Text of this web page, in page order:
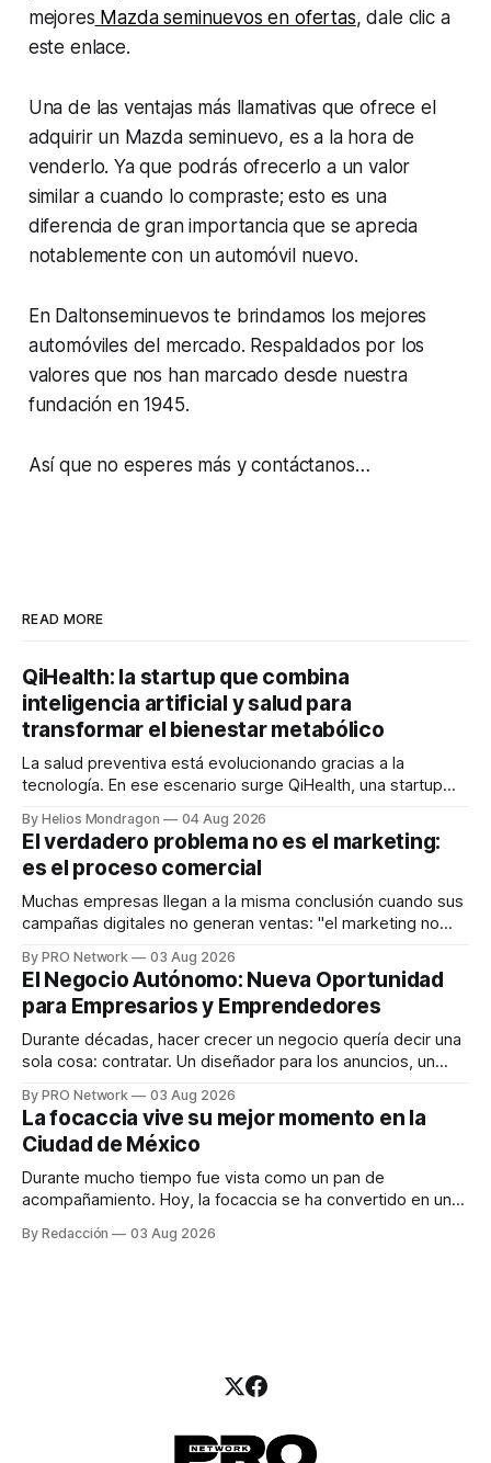
mejores Mazda seminuevos en ofertas, dale clic a
este enlace.
Una de las ventajas más llamativas que ofrece el
adquirir un Mazda seminuevo, es a la hora de
venderlo. Ya que podrás ofrecerlo a un valor
similar a cuando lo compraste; esto es una
diferencia de gran importancia que se aprecia
notablemente con un automóvil nuevo.
En Daltonseminuevos te brindamos los mejores
automóviles del mercado. Respaldados por los
valores que nos han marcado desde nuestra
fundación en 1945.
Así que no esperes más y contáctanos…
READ MORE
QiHealth: la startup que combina
inteligencia artificial y salud para
transformar el bienestar metabólico
La salud preventiva está evolucionando gracias a la
tecnología. En ese escenario surge QiHealth, una startup
dispositivos inteligentes, inteligencia artificial y monitoreo
en tiempo real para ayudar a las personas a tomar mejores
decisiones sobre su salud metabólica. Su propuesta busca
responder
By Helios Mondragon 04 Aug 2026
El verdadero problema no es el marketing:
es el proceso comercial
Muchas empresas llegan a la misma conclusión cuando sus
campañas digitales no generan ventas: "el marketing no
INTERIUS, el problema suele estar en otro lugar. Durante
una entrevista para el podcast SER PRO, el especialista en
marketing digital explicó que
By PRO Network 03 Aug 2026
El Negocio Autónomo: Nueva Oportunidad
para Empresarios y Emprendedores
Durante décadas, hacer crecer un negocio quería decir una
sola cosa: contratar. Un diseñador para los anuncios, un
para los textos, alguien que supiera de publicidad digital
para encontrar prospectos, un vendedor para atender
llamadas y mensajes, y —con suerte— una persona
By PRO Network 03 Aug 2026
La focaccia vive su mejor momento en la
Ciudad de México
Durante mucho tiempo fue vista como un pan de
acompañamiento. Hoy, la focaccia se ha convertido en uno
artesanal, ingredientes de calidad y experiencias que
By Redacción 03 Aug 2026